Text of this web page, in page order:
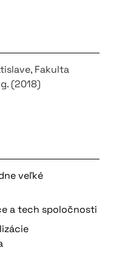
Fakulta
(2018)
veľké
a tech spoločnosti